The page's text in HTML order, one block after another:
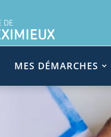
MES DÉMARCHES